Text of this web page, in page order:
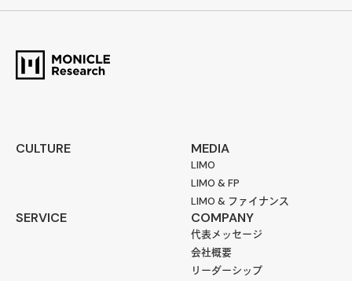
CULTURE MEDIA
LIMO
LIMO & FP
LIMO & ファイナンス
SERVICE COMPANY
代表メッセージ
会社概要
リーダーシップ